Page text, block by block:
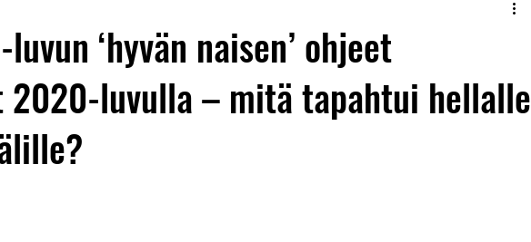
Instagramin Beibit
Jan I. Somela e-Babe Mallit Penkkiurheilu Annie Mål Tatuointi
‘hyvän naisen’ ohjeet
luvulla – mitä tapahtui hellalle